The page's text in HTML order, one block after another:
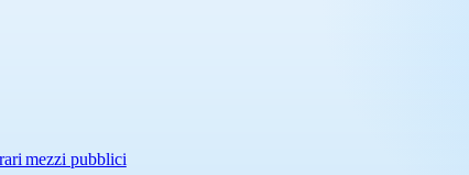
mezzi pubblici